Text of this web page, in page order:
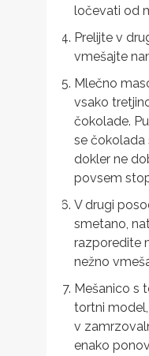
ločevati od
Prelijte v
vmešajte
Mlečno
vsako
čokolade.
se čokolada
dokler ne
povsem
V drugi
smetano,
razporedite
nežno
Mešanico s
tortni
v
enako